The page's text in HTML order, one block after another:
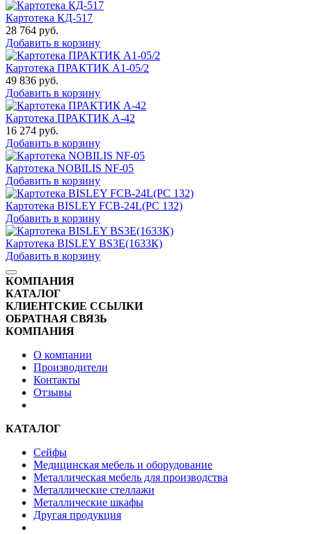
Картотека КД-517
28 764 руб.
Добавить в корзину
Картотека ПРАКТИК A1-05/2
49 836 руб.
Добавить в корзину
Картотека ПРАКТИК А-42
16 274 руб.
Добавить в корзину
Картотека NOBILIS NF-05
Добавить в корзину
Картотека BISLEY FCB-24L(PC 132)
Добавить в корзину
Картотека BISLEY BS3E(1633К)
Добавить в корзину
КОМПАНИЯ
КАТАЛОГ
КЛИЕНТСКИЕ ССЫЛКИ
ОБРАТНАЯ СВЯЗЬ
КОМПАНИЯ
О компании
Производители
Контакты
Отзывы
КАТАЛОГ
Сейфы
Медицинская мебель и оборудование
Металлическая мебель для производства
Металлические стеллажи
Металлические шкафы
Другая продукция